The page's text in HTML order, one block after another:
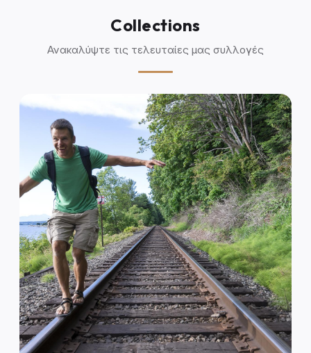
Collections
Ανακαλύψτε τις τελευταίες μας συλλογές